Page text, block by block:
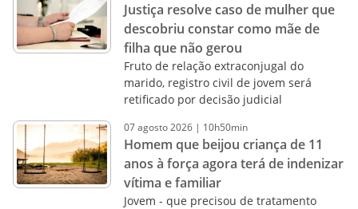
Justiça resolve caso de mulher que
descobriu constar como mãe de
filha que não gerou
Fruto de relação extraconjugal do
marido, registro civil de jovem será
retificado por decisão judicial
07agosto2026 | 10h50min
Homem que beijou criança de 11
anos à força agora terá de indenizar
vítima e familiar
Jovem - que precisou de tratamento